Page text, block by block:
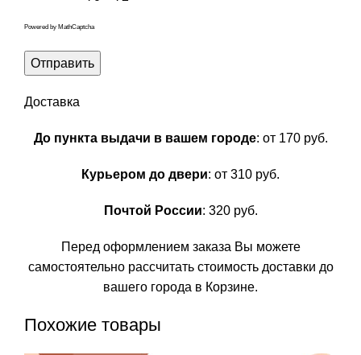
Powered by MathCaptcha
Доставка
До пункта выдачи в вашем городе: от 170 руб.
Курьером до двери: от 310 руб.
Почтой России: 320 руб.
Перед оформлением заказа Вы можете
самостоятельно рассчитать стоимость доставки до
вашего города в Корзине.
Похожие товары